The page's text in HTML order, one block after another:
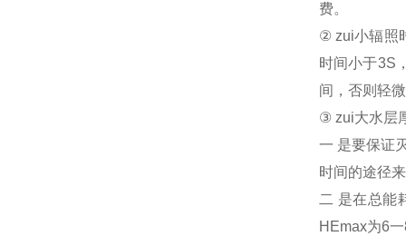
费。
② zui小辐照
时间小于3S
间，否则轻
③ zui大水层
一 是要保证
时间的途径
二 是在总能
HEmax为6